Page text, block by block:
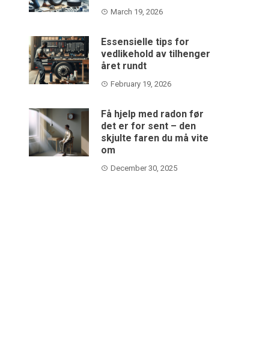
March 19, 2026
Essensielle tips for
vedlikehold av tilhenger
året rundt
February 19, 2026
Få hjelp med radon før
det er for sent – den
skjulte faren du må vite
om
December 30, 2025